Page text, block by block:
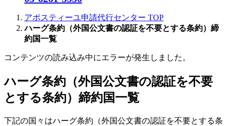
アポスティーユ申請代行センター TOP
ハーグ条約（外国公文書の認証を不要とする条約）締
約国一覧
コンテンツの読み込み中にエラーが発生しました。
ハーグ条約（外国公文書の認証を不要
とする条約）締約国一覧
下記の国々はハーグ条約（外国公文書の認証を不要とする条